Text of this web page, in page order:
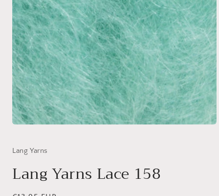
Modal
öffnen
Lang Yarns
Lang Yarns Lace 158